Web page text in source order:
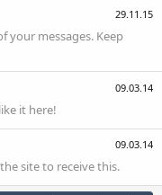
29.11.15
your messages. Keep
09.03.14
it here!
09.03.14
site to receive this.